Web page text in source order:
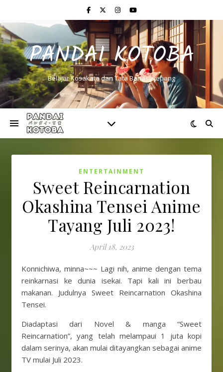
PANDAI KOTOBA
Belajar Kosakata dan Tata Bahasa Jepang
ENTERTAINMENT
Sweet Reincarnation
Okashina Tensei Anime
Tayang Juli 2023!
April 18, 2023
Konnichiwa, minna~~~ Lagi nih, anime dengan tema
reinkarnasi ke dunia isekai. Tapi kali ini berbau
makanan. Judulnya Sweet Reincarnation Okashina
Tensei.
Diadaptasi dari Novel & manga “Sweet
Reincarnation”, yang telah melampaui 1 juta kopi
dalam serinya, akan mulai ditayangkan sebagai anime
TV mulai Juli 2023.